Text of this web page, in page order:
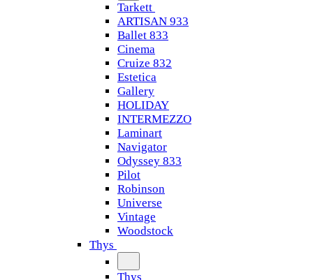
Tarkett
ARTISAN 933
Ballet 833
Cinema
Cruize 832
Estetica
Gallery
HOLIDAY
INTERMEZZO
Laminart
Navigator
Odyssey 833
Pilot
Robinson
Universe
Vintage
Woodstock
Thys
Thys